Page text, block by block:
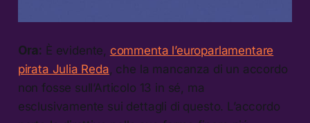
Ora: È evidente, commenta l’europarlamentare
pirata Julia Reda , che la mancanza di un accordo
non fosse sull’Articolo 13 in sé, ma
esclusivamente sui dettagli di questo. L’accordo